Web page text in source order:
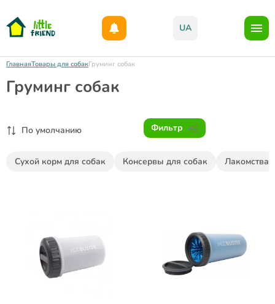
UA
ГлавнаяТовары для собакГруминг собак
Груминг собак
По умолчанию Фильтр
Сухой корм для собак Консервы для собак Лакомства